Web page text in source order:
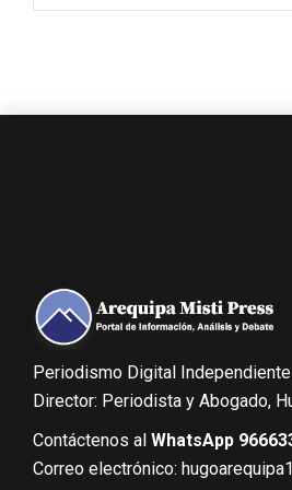
Periodismo Digital
Director: Periodista y Abogado,
Contáctenos al WhatsApp
Correo electrónico: